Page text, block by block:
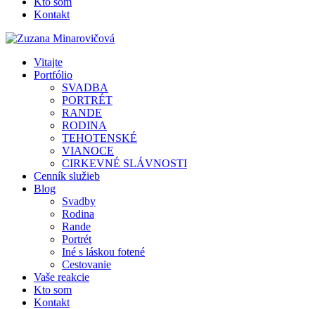
Kontakt
Vitajte
Portfólio
SVADBA
PORTRÉT
RANDE
RODINA
TEHOTENSKÉ
VIANOCE
CIRKEVNÉ SLÁVNOSTI
Cenník služieb
Blog
Svadby
Rodina
Rande
Portrét
Iné s láskou fotené
Cestovanie
Vaše reakcie
Kto som
Kontakt